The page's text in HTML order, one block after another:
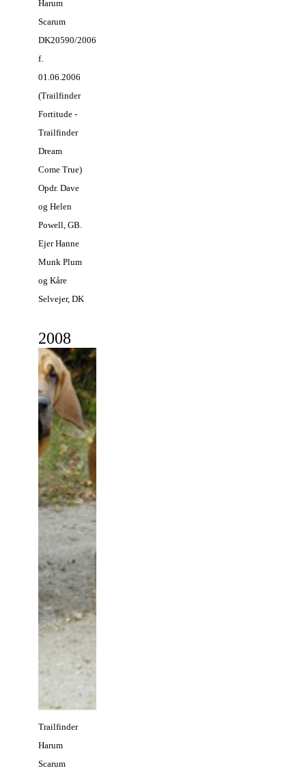
Harum
Scarum
DK20590/2006
f.
01.06.2006
(Trailfinder
Fortitude -
Trailfinder
Dream
Come True)
Opdr. Dave
og Helen
Powell, GB.
Ejer Hanne
Munk Plum
og Kåre
Selvejer, DK
2008
Trailfinder
Harum
Scarum